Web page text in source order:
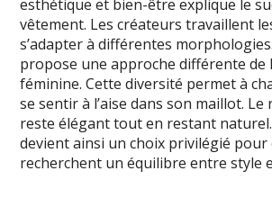
esthétique et bien-être explique le
vêtement. Les créateurs travaillent
s’adapter à différentes
propose une approche différente de
féminine. Cette diversité permet à
se sentir à l’aise dans son maillot. Le
reste élégant tout en restant
devient ainsi un choix privilégié pour
recherchent un équilibre entre style